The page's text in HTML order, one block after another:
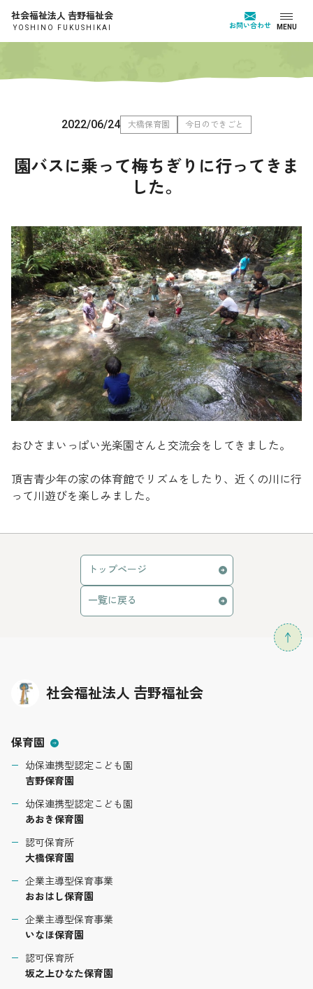
社会福祉法人 𠮷野福祉会
YOSHINO FUKUSHIKAI お問い合わせ MENU
2022/06/24 大橋保育園 今日のできごと
園バスに乗って梅ちぎりに行ってきま
した。
おひさまいっぱい光楽園さんと交流会をしてきました。
頂吉青少年の家の体育館でリズムをしたり、近くの川に行
って川遊びを楽しみました。
トップページ
一覧に戻る
社会福祉法人 𠮷野福祉会
保育園
幼保連携型認定こども園
吉野保育園
幼保連携型認定こども園
あおき保育園
認可保育所
大橋保育園
企業主導型保育事業
おおはし保育園
企業主導型保育事業
いなほ保育園
認可保育所
坂之上ひなた保育園